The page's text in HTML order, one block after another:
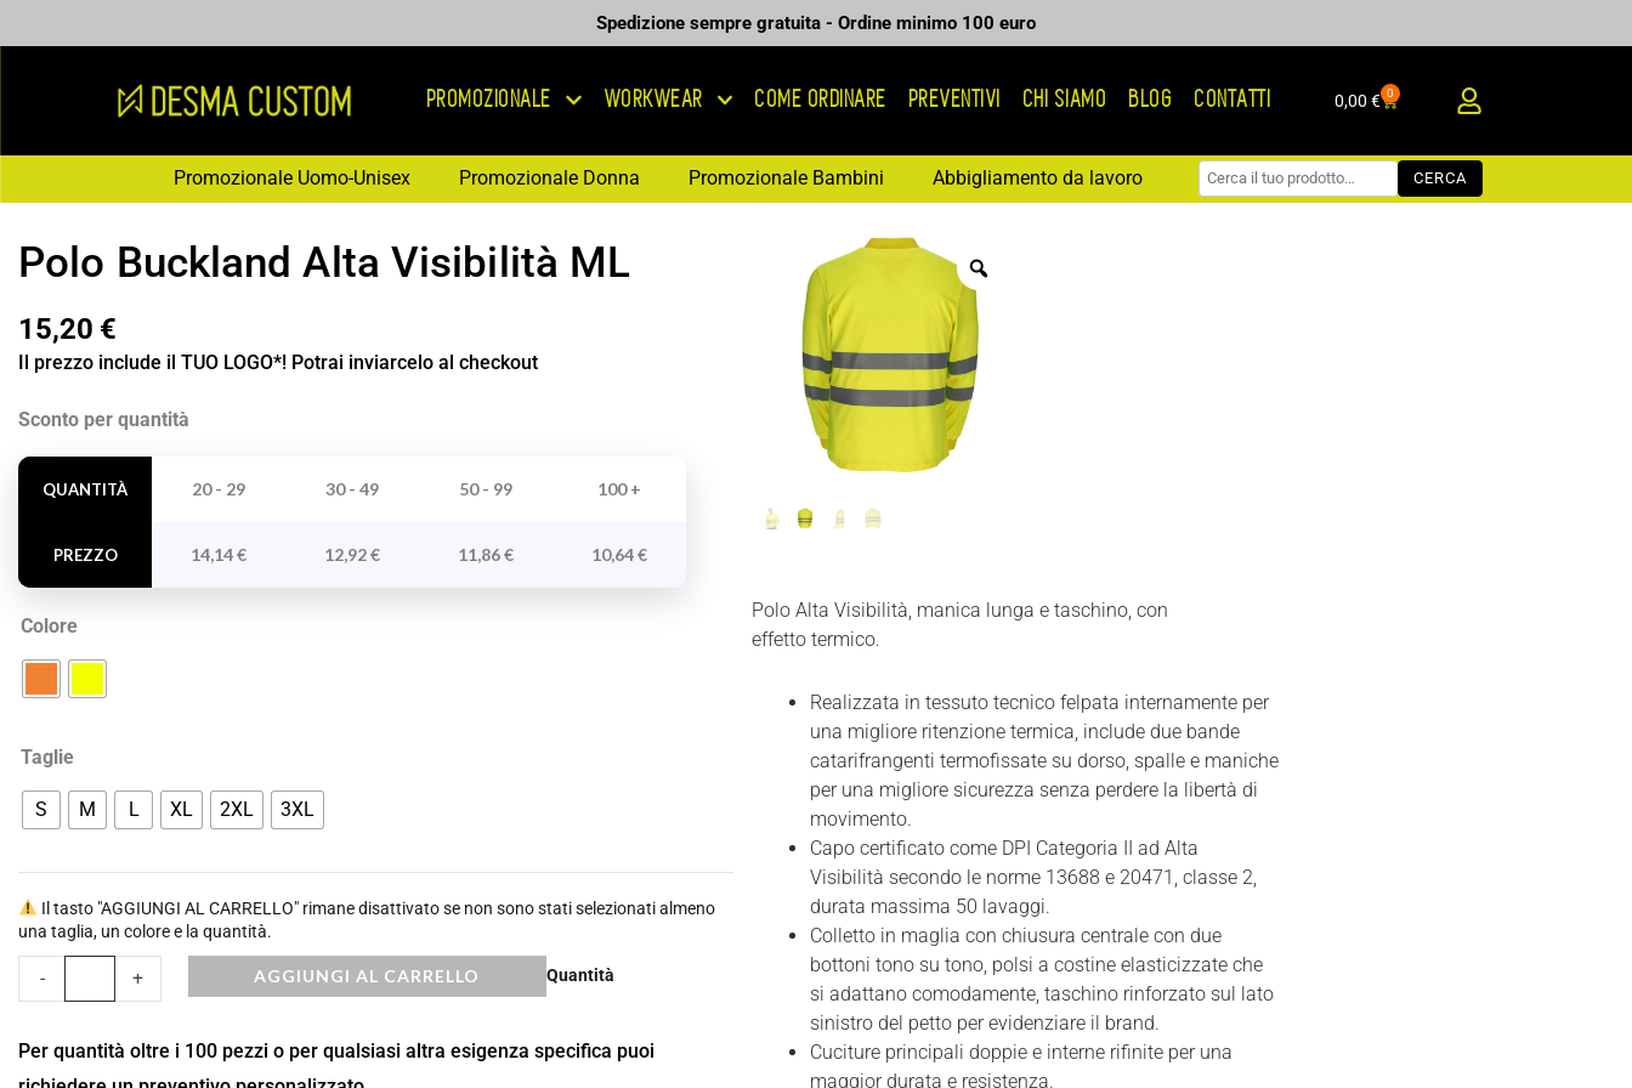
al
Spedizione sempre gratuita - Ordine minimo 100 euro
PROMOZIONALE WORKWEAR COME ORDINARE PREVENTIVI CHI SIAMO BLOG CONTATTI 0,00 € 0
Carrello
Promozionale Uomo-Unisex Promozionale Donna Promozionale Bambini Abbigliamento da lavoro CERCA
Polo Buckland Alta Visibilità ML
15,20 €
Il prezzo include il TUO LOGO*! Potrai inviarcelo al checkout
Sconto per quantità
QUANTITÀ
PREZZO
20 - 29 30 - 49 50 - 99 100 +
14,14€ 12,92€ 11,86€ 10,64€
Colore
Taglie
S M L XL 2XL 3XL
Il tasto "AGGIUNGI AL CARRELLO" rimane disattivato se non sono stati selezionati almeno
una taglia, un colore e la quantità.
Quantità
-
Polo
Alta
quantità
+ AGGIUNGI AL CARRELLO
Per quantità oltre i 100 pezzi o per qualsiasi altra esigenza specifica puoi
Polo Alta Visibilità, manica lunga e taschino, con
effetto termico.
Realizzata in tessuto tecnico felpata internamente per
una migliore ritenzione termica, include due bande
catarifrangenti termofissate su dorso, spalle e maniche
per una migliore sicurezza senza perdere la libertà di
movimento.
Capo certificato come DPI Categoria II ad Alta
Visibilità secondo le norme 13688 e 20471, classe 2,
durata massima 50 lavaggi.
Colletto in maglia con chiusura centrale con due
bottoni tono su tono, polsi a costine elasticizzate che
si adattano comodamente, taschino rinforzato sul lato
sinistro del petto per evidenziare il brand.
Cuciture principali doppie e interne rifinite per una
maggior durata e resistenza.